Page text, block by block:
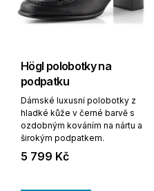
Högl polobotky na
podpatku
Dámské luxusní polobotky z
hladké kůže v černé barvě s
ozdobným kováním na nártu a
širokým podpatkem.
5 799 Kč